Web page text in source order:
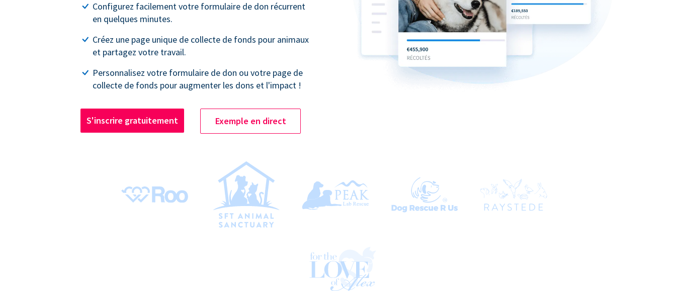
Configurez facilement votre formulaire de don récurrent
en quelques minutes.
Créez une page unique de collecte de fonds pour animaux
et partagez votre travail.
Personnalisez votre formulaire de don ou votre page de
collecte de fonds pour augmenter les dons et l'impact !
S'inscrire gratuitement Exemple en direct